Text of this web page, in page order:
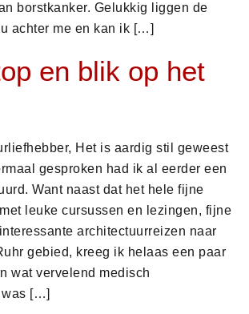
borstkanker. Gelukkig liggen de
achter me en kan ik […]
en blik op het
Het is aardig stil geweest
gesproken had ik al eerder een
Want naast dat het hele fijne
leuke cursussen en lezingen, fijne
architectuurreizen naar
gebied, kreeg ik helaas een paar
wat vervelend medisch
was […]